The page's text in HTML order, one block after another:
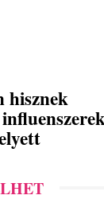
hisznek